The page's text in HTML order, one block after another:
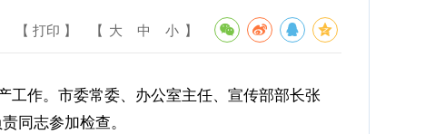
【 打印 】 【 大 中 小 】
作。市委常委、办公室主任、宣传部部长张
同志参加检查。